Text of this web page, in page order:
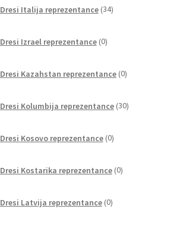
Dresi Italija reprezentance 34izdelkov
Dresi Izrael reprezentance 0izdelkov
Dresi Kazahstan reprezentance 0izdelkov
Dresi Kolumbija reprezentance 30izdelkov
Dresi Kosovo reprezentance 0izdelkov
Dresi Kostarika reprezentance 0izdelkov
Dresi Latvija reprezentance 0izdelkov